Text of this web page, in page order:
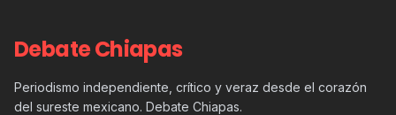
Debate Chiapas
Periodismo independiente, crítico y veraz desde el corazón
del sureste mexicano. Debate Chiapas.